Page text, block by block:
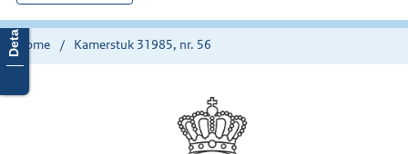
hier:
Home Kamerstuk 31985, nr. 56